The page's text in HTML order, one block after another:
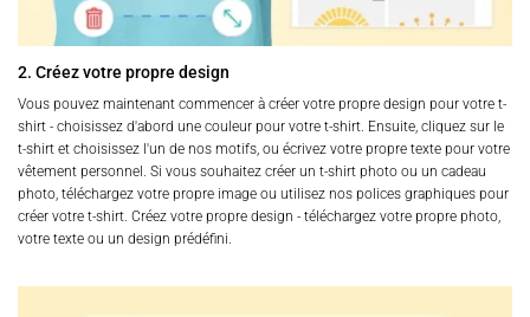
2. Créez votre propre design
Vous pouvez maintenant commencer à créer votre propre design pour votre t-
shirt - choisissez d'abord une couleur pour votre t-shirt. Ensuite, cliquez sur le
t-shirt et choisissez l'un de nos motifs, ou écrivez votre propre texte pour votre
vêtement personnel. Si vous souhaitez créer un t-shirt photo ou un cadeau
photo, téléchargez votre propre image ou utilisez nos polices graphiques pour
créer votre t-shirt. Créez votre propre design - téléchargez votre propre photo,
votre texte ou un design prédéfini.